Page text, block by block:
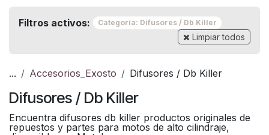
Filtros activos: Categoría: Difusores / Db Killer
Limpiar todos
... Accesorios_Exosto Difusores / Db Killer
Difusores / Db Killer
Encuentra difusores db killer productos originales de
repuestos y partes para motos de alto cilindraje,